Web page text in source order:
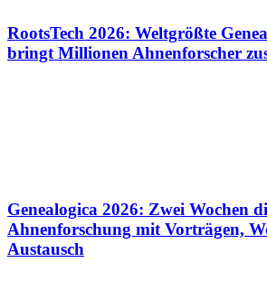
RootsTech 2026: Weltgrößte
bringt Millionen Ahnenforscher
Genealogica 2026: Zwei Wochen
Ahnenforschung mit Vorträgen,
Austausch